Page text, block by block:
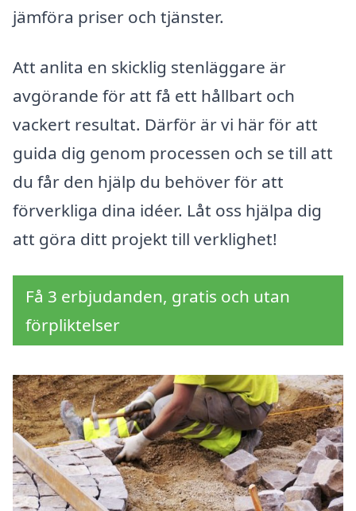
jämföra priser och tjänster.
Att anlita en skicklig stenläggare är
avgörande för att få ett hållbart och
vackert resultat. Därför är vi här för att
guida dig genom processen och se till att
du får den hjälp du behöver för att
förverkliga dina idéer. Låt oss hjälpa dig
att göra ditt projekt till verklighet!
Få 3 erbjudanden, gratis och utan
förpliktelser